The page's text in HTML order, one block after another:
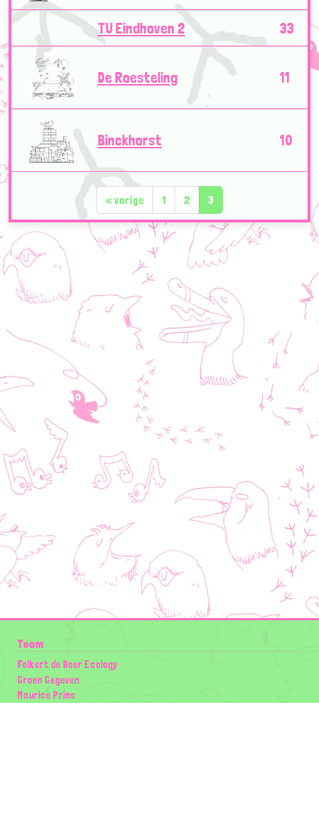
TU Eindhoven 2 33
De Roesteling 11
Binckhorst 10
«vorige 1 2 3
Team
Folkert de Boer Ecology
Groen Gegeven
Maurice Prins